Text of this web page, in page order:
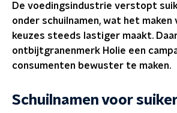
De voedingsindustrie verstopt
onder schuilnamen, wat het maken
keuzes steeds lastiger maakt.
ontbijtgranenmerk Holie een
consumenten bewuster te maken.
Schuilnamen voor